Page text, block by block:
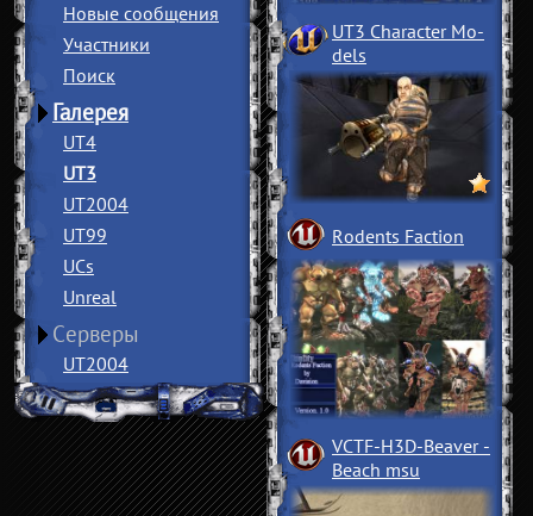
Новые сообщения
Участники
Поиск
Галерея
UT4
UT3
UT2004
UT99
UCs
Unreal
Серверы
UT2004
UT3 Character Mo­
dels
Rodents Faction
VCTF-H3D-Beaver ­
Beach msu